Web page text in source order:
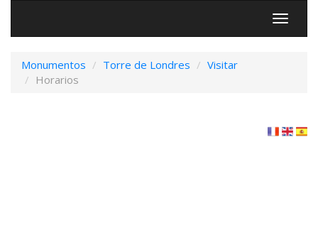
Menú
Monumentos Torre de Londres
Visitar
Horarios